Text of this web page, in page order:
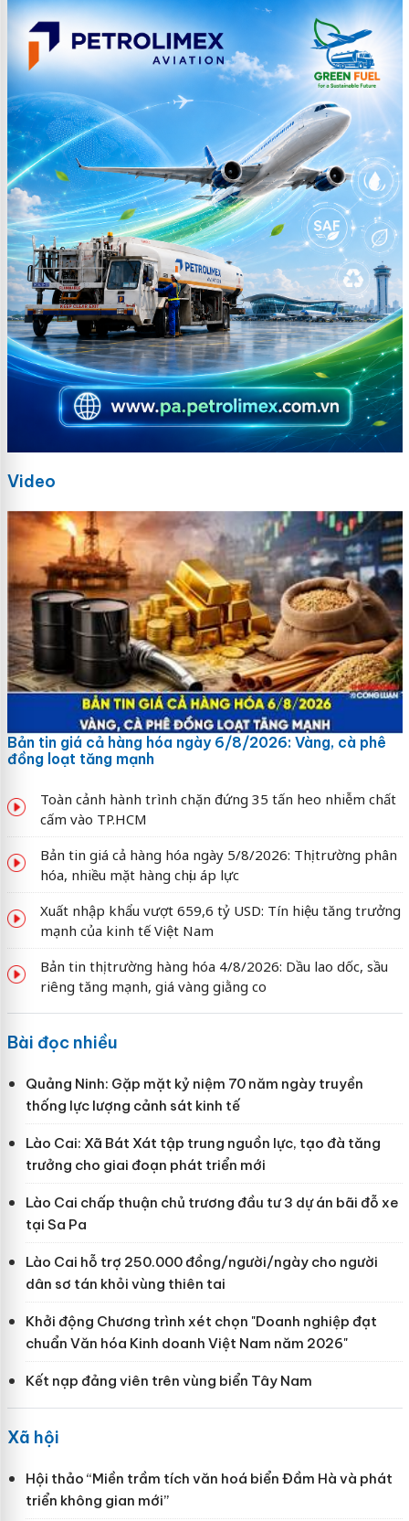
Video
Bản tin giá cả hàng hóa ngày 6/8/2026: Vàng, cà phê
đồng loạt tăng mạnh
Toàn cảnh hành trình chặn đứng 35 tấn heo nhiễm chất
cấm vào TP.HCM
Bản tin giá cả hàng hóa ngày 5/8/2026: Thị trường phân
hóa, nhiều mặt hàng chịu áp lực
Xuất nhập khẩu vượt 659,6 tỷ USD: Tín hiệu tăng trưởng
mạnh của kinh tế Việt Nam
Bản tin thị trường hàng hóa 4/8/2026: Dầu lao dốc, sầu
riêng tăng mạnh, giá vàng giằng co
Bài đọc nhiều
Quảng Ninh: Gặp mặt kỷ niệm 70 năm ngày truyền
thống lực lượng cảnh sát kinh tế
Lào Cai: Xã Bát Xát tập trung nguồn lực, tạo đà tăng
trưởng cho giai đoạn phát triển mới
Lào Cai chấp thuận chủ trương đầu tư 3 dự án bãi đỗ xe
tại Sa Pa
Lào Cai hỗ trợ 250.000 đồng/người/ngày cho người
dân sơ tán khỏi vùng thiên tai
Khởi động Chương trình xét chọn "Doanh nghiệp đạt
chuẩn Văn hóa Kinh doanh Việt Nam năm 2026"
Kết nạp đảng viên trên vùng biển Tây Nam
Xã hội
Hội thảo “Miền trầm tích văn hoá biển Đầm Hà và phát
triển không gian mới”